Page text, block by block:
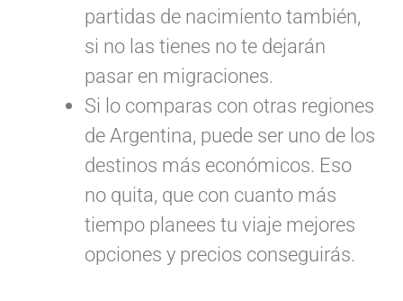
partidas de nacimiento también,
si no las tienes no te dejarán
pasar en migraciones.
Si lo comparas con otras regiones
de Argentina, puede ser uno de los
destinos más económicos. Eso
no quita, que con cuanto más
tiempo planees tu viaje mejores
opciones y precios conseguirás.